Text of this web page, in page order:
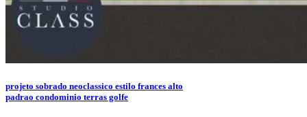
projeto sobrado neoclassico estilo frances alto
padrao condominio terras golfe